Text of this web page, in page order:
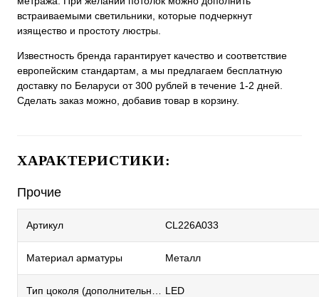
встраиваемыми светильники, которые подчеркнут
изящество и простоту люстры.
Известность бренда гарантирует качество и соответствие
европейским стандартам, а мы предлагаем бесплатную
доставку по Беларуси от 300 рублей в течение 1-2 дней.
Сделать заказ можно, добавив товар в корзину.
ХАРАКТЕРИСТИКИ:
Прочие
Артикул CL226A033
Материал арматуры Металл
LED